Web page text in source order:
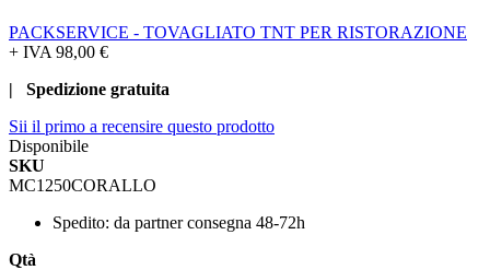
PACKSERVICE - TOVAGLIATO TNT PER RISTORAZIONE
+ IVA 98,00 €
| Spedizione gratuita
Sii il primo a recensire questo prodotto
Disponibile
SKU
MC1250CORALLO
Spedito: da partner consegna 48-72h
Qtà